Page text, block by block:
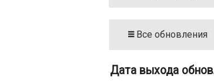
Обучение
Все обновления
Дата выхода